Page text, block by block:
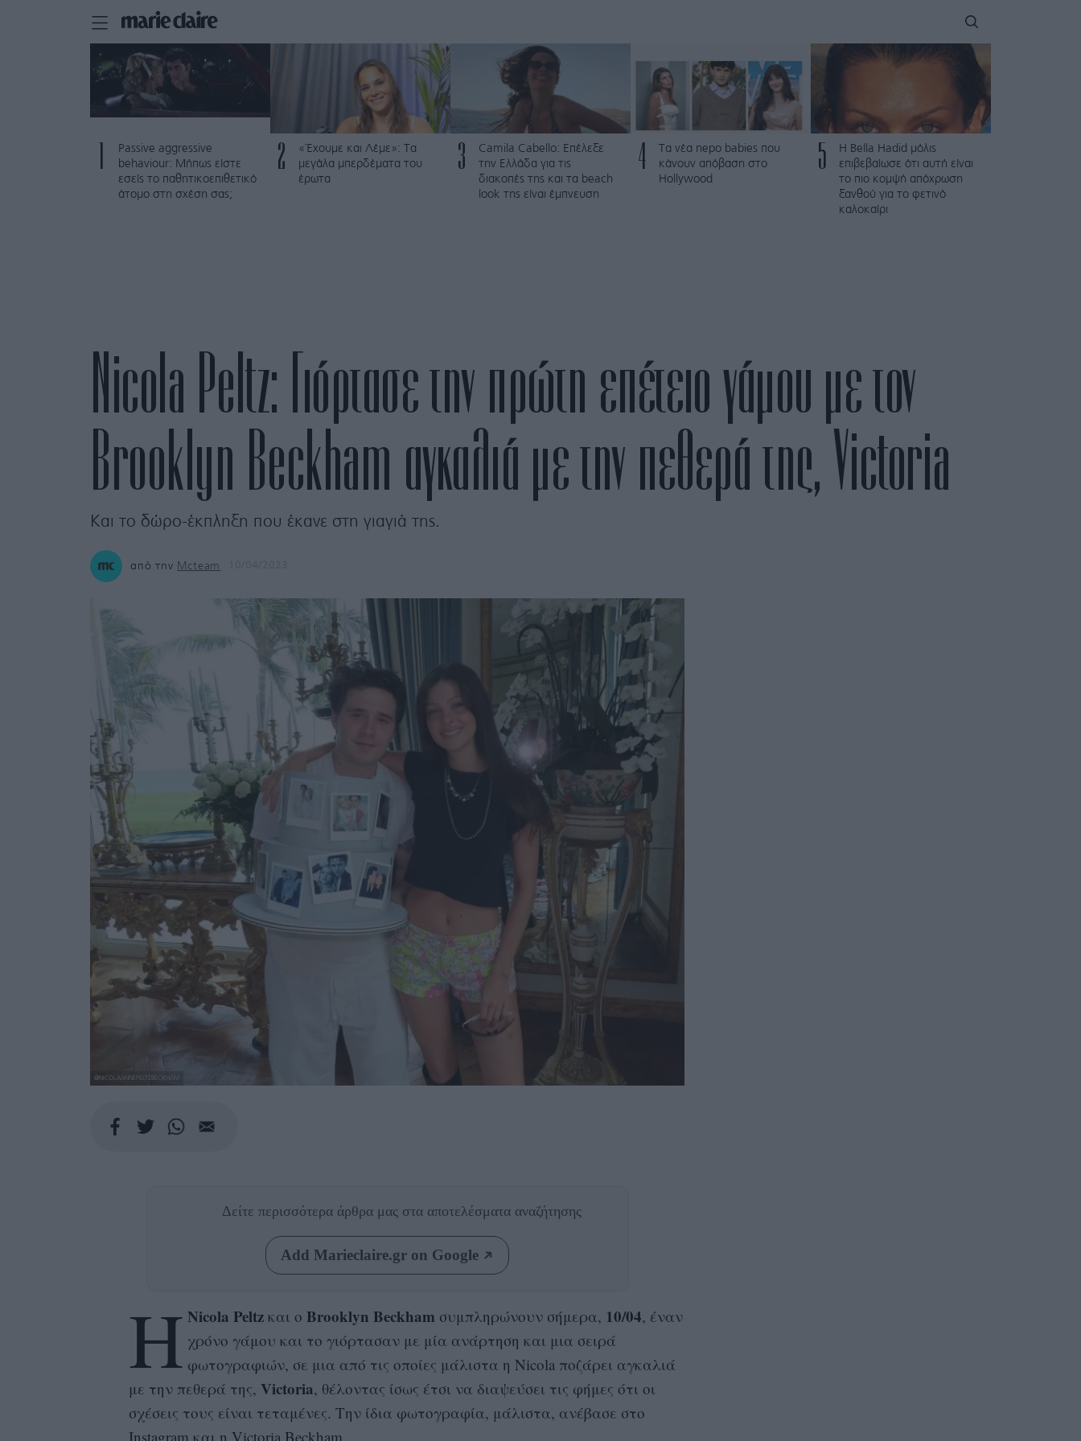
Passive aggressive
behaviour: Μήπως είστε
εσείς το παθητικοεπιθετικό
άτομο στη σχέση σας;
2
«Έχουμε και Λέμε»: Τα
μεγάλα μπερδέματα του
έρωτα
3
Camila Cabello: Επέλεξε
την Ελλάδα για τις
διακοπές της και τα beach
look της είναι έμπνευση
4
Τα νέα nepo babies που
κάνουν απόβαση στο
Hollywood
5
Η Bella Hadid μόλις
επιβεβαίωσε ότι αυτή είναι
το πιο κομψή απόχρωση
ξανθού για το φετινό
καλοκαίρι
Nicola Peltz: Γιόρτασε την πρώτη επέτειο γάμου με τον
Brooklyn Beckham αγκαλιά με την πεθερά της, Victoria
Και το δώρο-έκπληξη που έκανε στη γιαγιά της.
από την Mcteam
@NICOLAANNEPELTZBECKHAM
Δείτε περισσότερα άρθρα μας στα αποτελέσματα αναζήτησης
Add Marieclaire.gr on Google
H Nicola Peltz και οBrooklyn Beckham συμπληρώνουν σήμερα, 10/04, έναν
χρόνο γάμου και το γιόρτασαν με μία ανάρτηση και μια σειρά
φωτογραφιών, σε μια από τις οποίες μάλιστα η Nicola ποζάρει αγκαλιά
με την πεθερά της, Victoria, θέλοντας ίσως έτσι να διαψεύσει τις φήμες ότι οι
σχέσεις τους είναι τεταμένες. Την ίδια φωτογραφία, μάλιστα, ανέβασε στο
Instagram και η Victoria Beckham.